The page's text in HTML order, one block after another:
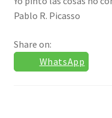
Blog
Carrito
Pablo R. Picasso
Share on:
WhatsApp